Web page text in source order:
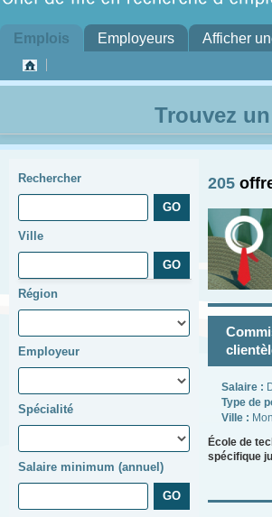
Emplois Employeurs Afficher
Trouvez
Rechercher
Ville
Région
Employeur
Spécialité
Salaire minimum (annuel)
205
Salaire :
Type de
Ville :
École de
spécifique